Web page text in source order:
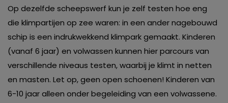
Op dezelfde scheepswerf kun je zelf testen hoe eng
die klimpartijen op zee waren: in een ander nagebouwd
schip is een indrukwekkend klimpark gemaakt. Kinderen
(vanaf 6 jaar) en volwassen kunnen hier parcours van
verschillende niveaus testen, waarbij je klimt in netten
en masten. Let op, geen open schoenen! Kinderen van
6-10 jaar alleen onder begeleiding van een volwassene.